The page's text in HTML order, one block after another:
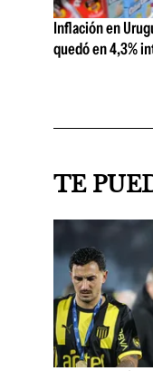
Inflación en
quedó en 4,3%
TE